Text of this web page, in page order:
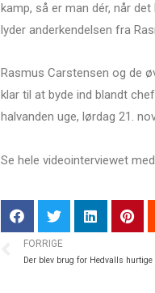
kamp, så er man dér, når
lyder anderkendelsen fra
Rasmus Carstensen og de
klar til at byde ind blandt
halvanden uge, lørdag 21.
Se hele videointerviewet
FORRIGE
Der blev brug for Hedvalls hurtige